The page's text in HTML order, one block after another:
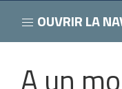
OUVRIR LA
A un